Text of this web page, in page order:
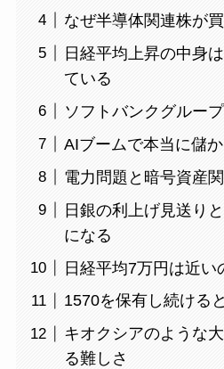
なぜ半導体関連株が
日経平均上昇の中身
ている
ソフトバンクグルー
AIブームで本当に儲
電力問題と暗号資産
日銀の利上げ見送り
になる
日経平均7万円は近い
1570を保有し続ける
キオクシアのような
る難しさ